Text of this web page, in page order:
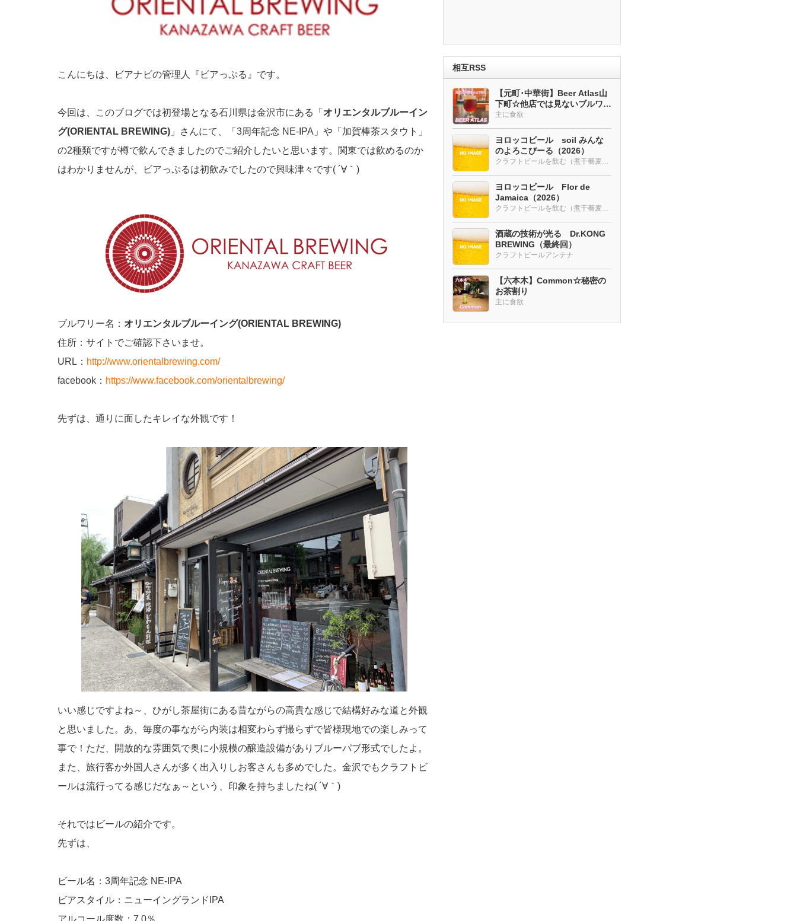
こんにちは、ビアナビの管理人『ビアっぷる』です。
今回は、このブログでは初登場となる石川県は金沢市にある「 オリエンタルブルーイン
グ(ORIENTAL BREWING) 」さんにて、「3周年記念 NE-IPA」や「加賀棒茶スタウト」
の2種類ですが樽で飲んできましたのでご紹介したいと思います。関東では飲めるのか
はわかりませんが、ビアっぷるは初飲みでしたので興味津々です( ´∀｀)
ブルワリー名： オリエンタルブルーイング(ORIENTAL BREWING)
住所：サイトでご確認下さいませ。
URL： http://www.orientalbrewing.com/
facebook： https://www.facebook.com/orientalbrewing/
先ずは、通りに面したキレイな外観です！
いい感じですよね～、ひがし茶屋街にある昔ながらの高貴な感じで結構好みな道と外観
と思いました。あ、毎度の事ながら内装は相変わらず撮らずで皆様現地での楽しみって
事で！ただ、開放的な雰囲気で奥に小規模の醸造設備がありブルーパブ形式でしたよ。
また、旅行客か外国人さんが多く出入りしお客さんも多めでした。金沢でもクラフトビ
ールは流行ってる感じだなぁ～という、印象を持ちましたね( ´∀｀)
それではビールの紹介です。
先ずは、
ビール名：3周年記念 NE-IPA
ビアスタイル：ニューイングランドIPA
相互RSS
【元町･中華街】Beer Atlas山
下町☆他店では見ないブルワリ
ー多め
主に食欲
ヨロッコビール soil みんな
のよろこびーる（2026）
クラフトビールを飲む（煮干蕎麦も・・・）
ヨロッコビール Flor de
Jamaica（2026）
クラフトビールを飲む（煮干蕎麦も・・・）
酒蔵の技術が光る Dr.KONG
BREWING（最終回）
クラフトビールアンテナ
【六本木】Common☆秘密の
お茶割り
主に食欲